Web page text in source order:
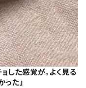
した感覚が。よく見る
った」